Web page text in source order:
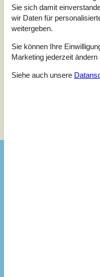
5
3
2
Keine
Sie sich damit
wir Daten für
weitergeben.
Sie können Ihre
Marketing jederzeit ändern
Siehe auch unsere